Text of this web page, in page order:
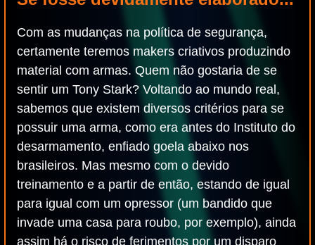
Com as mudanças na política de segurança,
certamente teremos makers criativos produzindo
material com armas. Quem não gostaria de se
sentir um Tony Stark? Voltando ao mundo real,
sabemos que existem diversos critérios para se
possuir uma arma, como era antes do Instituto do
desarmamento, enfiado goela abaixo nos
brasileiros. Mas mesmo com o devido
treinamento e a partir de então, estando de igual
para igual com um opressor (um bandido que
invade uma casa para roubo, por exemplo), ainda
assim há o risco de ferimentos por um disparo